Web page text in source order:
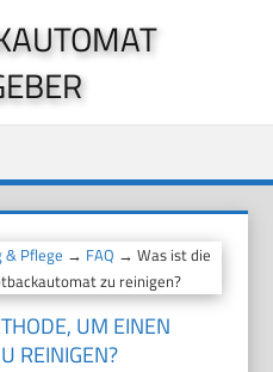
Pflege → FAQ → Was ist die
zu reinigen?
UM EINEN
REINIGEN?